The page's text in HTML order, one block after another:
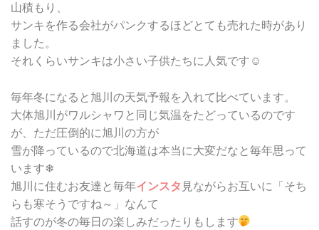
山積もり、
サンキを作る会社がパンクするほどとても売れた時があり
ました。
それくらいサンキは小さい子供たちに人気です☺
毎年冬になると旭川の天気予報を入れて比べています。
大体旭川がワルシャワと同じ気温をたどっているのです
が、ただ圧倒的に旭川の方が
雪が降っているので北海道は本当に大変だなと毎年思って
います❄
旭川に住むお友達と毎年インスタ 見ながらお互いに「そち
らも寒そうですね～」なんて
話すのが冬の毎日の楽しみだったりもします